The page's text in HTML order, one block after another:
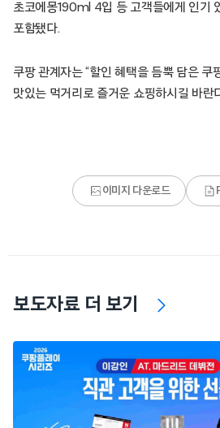
초코에몽190ml 4입 등 고객들에게 인기
포함됐다.
쿠팡 관계자는 “할인 혜택을 듬뿍 담은 쿠
맛있는 먹거리로 즐거운 쇼핑하시길 바란
이미지 다운로드
보도자료 더 보기